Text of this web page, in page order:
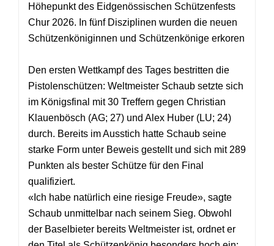
Höhepunkt des Eidgenössischen Schützenfests
Chur 2026. In fünf Disziplinen wurden die neuen
Schützenköniginnen und Schützenkönige erkoren
Den ersten Wettkampf des Tages bestritten die
Pistolenschützen: Weltmeister Schaub setzte sich
im Königsfinal mit 30 Treffern gegen Christian
Klauenbösch (AG; 27) und Alex Huber (LU; 24)
durch. Bereits im Ausstich hatte Schaub seine
starke Form unter Beweis gestellt und sich mit 289
Punkten als bester Schütze für den Final
qualifiziert.
«Ich habe natürlich eine riesige Freude», sagte
Schaub unmittelbar nach seinem Sieg. Obwohl
der Baselbieter bereits Weltmeister ist, ordnet er